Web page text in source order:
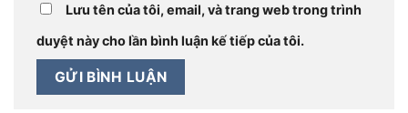
Lưu tên của tôi, email, và trang web trong trình
duyệt này cho lần bình luận kế tiếp của tôi.